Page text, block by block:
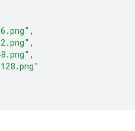
,
,
,